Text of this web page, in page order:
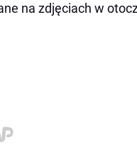
na zdjęciach w